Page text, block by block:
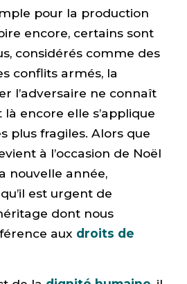
pour la production
encore, certains sont
considérés comme des
conflits armés, la
l’adversaire ne connaît
encore elle s’applique
plus fragiles. Alors que
à l’occasion de Noël
nouvelle année,
est urgent de
dont nous
aux droits de